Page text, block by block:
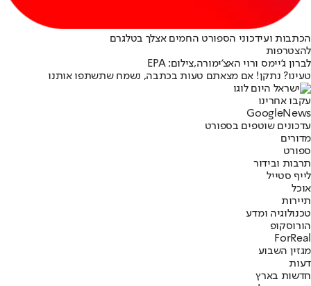
הכתבות ועידכוני הספורט החמים אצלך בטלגרם
להצטרפות
לברון ג'יימס ורוי האצ'ימורה,צילום: EPA
טעינו? נתקן! אם מצאתם טעות בכתבה, נשמח שתשתפו אותנו
עקבו אחרינו
Googl eNews
עדכונים שוטפים בספורט
מדורים
ספורט
תרבות ובידור
לייף סטייל
אוכל
תיירות
טכנולוגיה ומדע
הורוסקופ
ForReal
מגזין השבוע
דעות
חדשות בארץ